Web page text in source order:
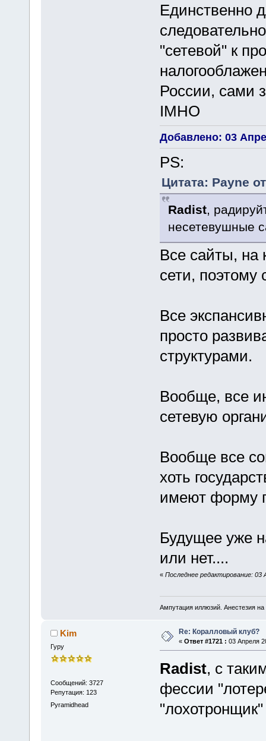
Единственно
"сетевой" к
России, сами
IMHO
Добавлено: 03
PS:
Цитата: Payne
Radist,
несетевушные
Все сайты, на
сети, поэтому
Все
просто
структурами.
Вообще, все
сетевую
Вообще все
хоть
имеют форму
Будущее уже
или нет....
« Последнее редактирование: 03
Ампутация иллюзий. Анестезия на
Kim
Гуру
Сообщений: 3727
Репутация: 123
Pyramidhead
Re: Коралловый клуб?
« Ответ #1721 : 03 Апреля
Radist, с
фессии